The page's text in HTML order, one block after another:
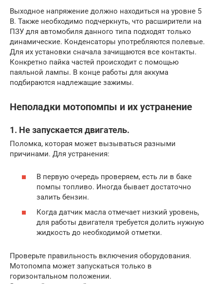
Выходное напряжение должно находиться на уровне 5
В. Также необходимо подчеркнуть, что расширители на
ПЗУ для автомобиля данного типа подходят только
динамические. Конденсаторы употребляются полевые.
Для их установки сначала зачищаются все контакты.
Конкретно пайка частей происходит с помощью
паяльной лампы. В конце работы для аккума
подбираются надлежащие зажимы.
Неполадки мотопомпы и их устранение
1. Не запускается двигатель.
Поломка, которая может вызываться разными
причинами. Для устранения:
В первую очередь проверяем, есть ли в баке
помпы топливо. Иногда бывает достаточно
залить бензин.
Когда датчик масла отмечает низкий уровень,
для работы двигателя требуется долить нужную
жидкость до необходимой отметки.
Проверьте правильность включения оборудования.
Мотопомпа может запускаться только в
горизонтальном положении.